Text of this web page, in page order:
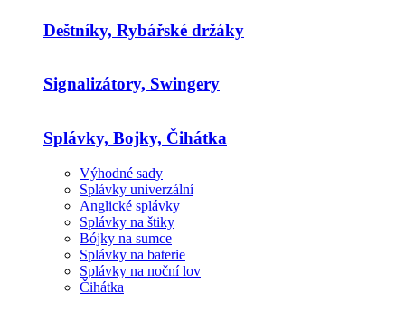
Deštníky, Rybářské držáky
Signalizátory, Swingery
Splávky, Bojky, Čihátka
Výhodné sady
Splávky univerzální
Anglické splávky
Splávky na štiky
Bójky na sumce
Splávky na baterie
Splávky na noční lov
Čihátka